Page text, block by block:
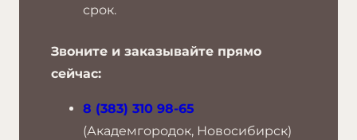
срок.
Звоните и заказывайте прямо
сейчас:
8 (383) 310 98-65
(Академгородок, Новосибирск)